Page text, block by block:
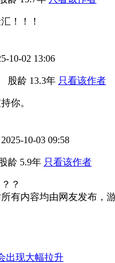
！！！
02 13:06
股龄 13.3年 只看该作者
你。
10-03 09:58
龄 5.9年 只看该作者
？
有内容均由网友发布，
出现大幅拉升